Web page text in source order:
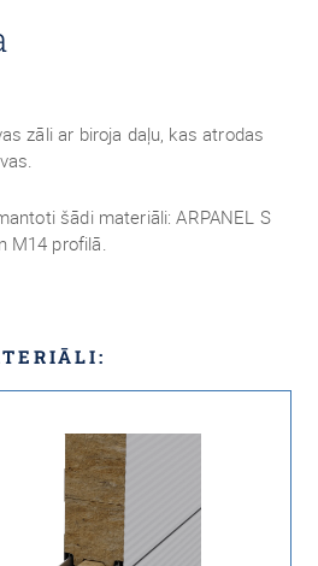
zāli ar biroja daļu, kas atrodas
šādi materiāli: ARPANEL S
M14 profilā.